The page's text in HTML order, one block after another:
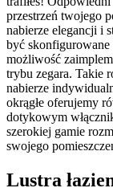
przestrzeń twojego
nabierze elegancji i
być
możliwość
trybu zegara. Takie
nabierze
okrągłe oferujemy
dotykowym
szerokiej gamie
swojego
Lustra